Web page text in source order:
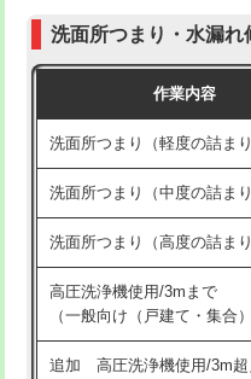
モルタル補修（厚さ10㎝まで
モルタル補修（厚さ10㎝超え
洗面台設置
バスタブ設置
追加人工
廃棄・処分
（P/S/ポップアップ））
交換・取付（その他部品）
持込商品取付（単水栓）
持込商品取付（混合水栓）
持込商品取付（浄水器・分
給水管工事※（ホール加工)
給水管工事※（バンド止め)
給水管工事※（支持金具設
洗面所つまり・水漏れ
作業内容
洗面所つまり（軽度の詰まり
洗面所つまり（中度の詰まり
洗面所つまり（高度の詰まり
高圧洗浄機使用/3mまで
（一般向け（戸建て・集合）
追加 高圧洗浄機使用/3m超